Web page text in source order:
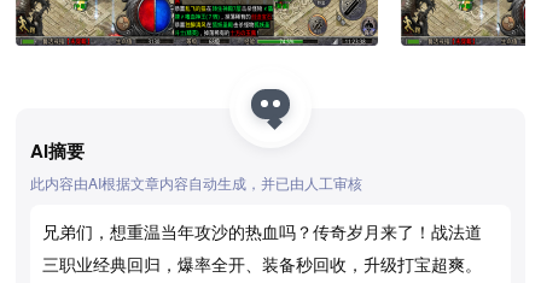
AI摘要
此内容由AI根据文章内容自动生成，并已由人工审核
兄弟们，想重温当年攻沙的热血吗？传奇岁月来了！战法道
三职业经典回归，爆率全开、装备秒回收，升级打宝超爽。